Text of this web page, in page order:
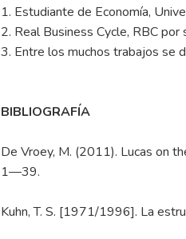
1. Estudiante de Economía,
2. Real Business Cycle, RBC por
3. Entre los muchos trabajos se
BIBLIOGRAFÍA
De Vroey, M. (2011). Lucas on
1—39.
Kuhn, T. S. [1971/1996]. La